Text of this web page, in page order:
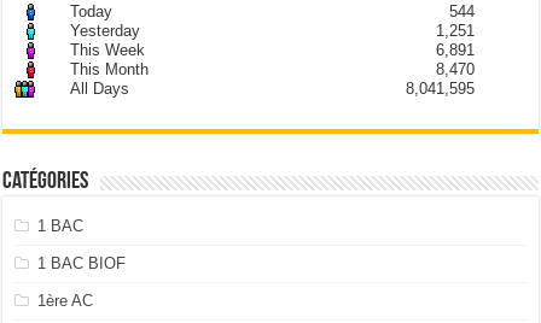
Today
544
Yesterday
1,251
This Week
6,891
This Month
8,470
All Days
8,041,595
Catégories
1 BAC
1 BAC BIOF
1ère AC